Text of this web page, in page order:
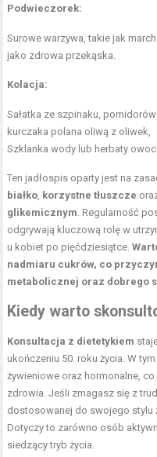
Podwieczorek:
Surowe warzywa, takie jak
jako zdrowa przekąska.
Kolacja:
Sałatka ze szpinaku,
kurczaka polana oliwą z oliwek,
Szklanka wody lub herbaty
Ten jadłospis oparty jest na
białko, korzystne tłuszcze
glikemicznym. Regularność
odgrywają kluczową rolę w
u kobiet po pięćdziesiątce.
nadmiaru cukrów, co
metabolicznej oraz dobrego
Kiedy warto
Konsultacja z dietetykiem
ukończeniu 50. roku życia. W
żywieniowe oraz hormonalne,
zdrowia. Jeśli zmagasz się z
dostosowanej do swojego stylu
Dotyczy to zarówno osób
siedzący tryb życia.